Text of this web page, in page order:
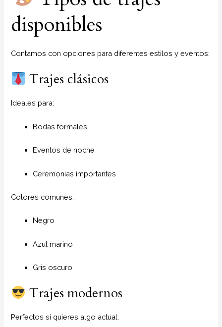
disponibles
Contamos con opciones para diferentes estilos y eventos:
Trajes clásicos
Ideales para:
Bodas formales
Eventos de noche
Ceremonias importantes
Colores comunes:
Negro
Azul marino
Gris oscuro
Trajes modernos
Perfectos si quieres algo actual: